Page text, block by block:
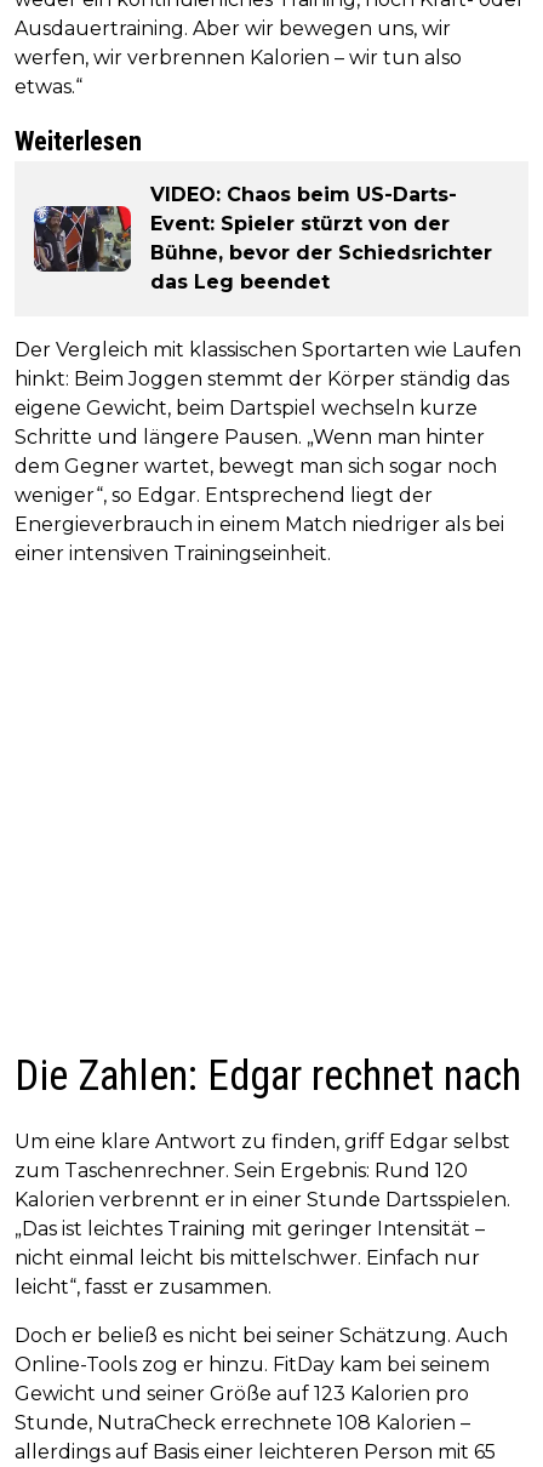
Ausdauertraining. Aber wir bewegen uns, wir
werfen, wir verbrennen Kalorien – wir tun also
etwas.“
Weiterlesen
VIDEO: Chaos beim US-Darts-
Event: Spieler stürzt von der
Bühne, bevor der Schiedsrichter
das Leg beendet
Der Vergleich mit klassischen Sportarten wie Laufen
hinkt: Beim Joggen stemmt der Körper ständig das
eigene Gewicht, beim Dartspiel wechseln kurze
Schritte und längere Pausen. „Wenn man hinter
dem Gegner wartet, bewegt man sich sogar noch
weniger“, so Edgar. Entsprechend liegt der
Energieverbrauch in einem Match niedriger als bei
einer intensiven Trainingseinheit.
Die Zahlen: Edgar rechnet nach
Um eine klare Antwort zu finden, griff Edgar selbst
zum Taschenrechner. Sein Ergebnis: Rund 120
Kalorien verbrennt er in einer Stunde Dartsspielen.
„Das ist leichtes Training mit geringer Intensität –
nicht einmal leicht bis mittelschwer. Einfach nur
leicht“, fasst er zusammen.
Doch er beließ es nicht bei seiner Schätzung. Auch
Online-Tools zog er hinzu. FitDay kam bei seinem
Gewicht und seiner Größe auf 123 Kalorien pro
Stunde, NutraCheck errechnete 108 Kalorien –
allerdings auf Basis einer leichteren Person mit 65